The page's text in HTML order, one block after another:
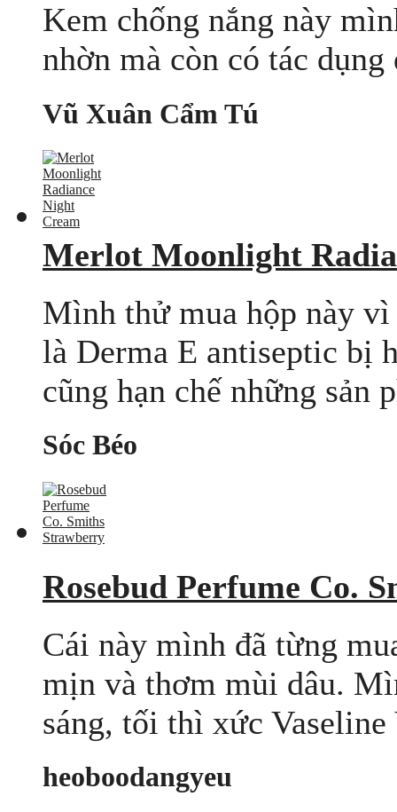
Kem chống nắng này
nhờn mà còn có tác dụng
Vũ Xuân Cẩm Tú
Merlot Moonlight
Mình thử mua hộp này
là Derma E antiseptic bị
cũng hạn chế những sản
Sóc Béo
Rosebud Perfume Co.
Cái này mình đã từng
mịn và thơm mùi dâu.
sáng, tối thì xức
heoboodangyeu